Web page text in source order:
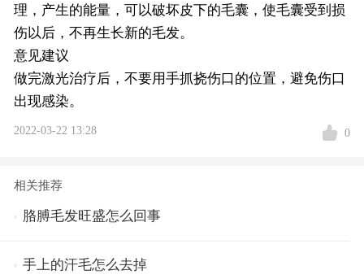
理，产生的能量，可以破坏皮下的毛囊，使毛囊受到损
伤以后，不再生长新的毛发。
意见建议
做完激光治疗后，不要用手抓挠伤口的位置，避免伤口
出现感染。
2022-03-22 13:28 0
相关推荐
胳膊毛发旺盛怎么回事
手上的汗毛怎么去掉